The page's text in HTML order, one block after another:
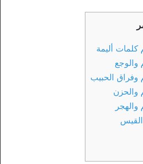
أليمة
والوجع
وفراق الحبيب
والحزن